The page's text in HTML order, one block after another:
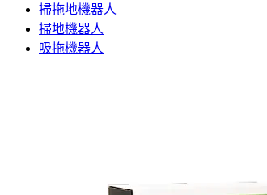
掃拖地機器人
掃地機器人
吸拖機器人